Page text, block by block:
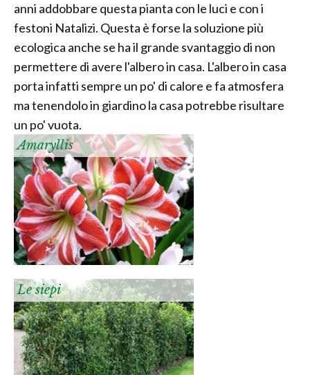
anni addobbare questa pianta con le luci e con i
festoni Natalizi. Questa è forse la soluzione più
ecologica anche se ha il grande svantaggio di non
permettere di avere l'albero in casa. L'albero in casa
porta infatti sempre un po' di calore e fa atmosfera
ma tenendolo in giardino la casa potrebbe risultare
un po' vuota.
Amaryllis
Le siepi